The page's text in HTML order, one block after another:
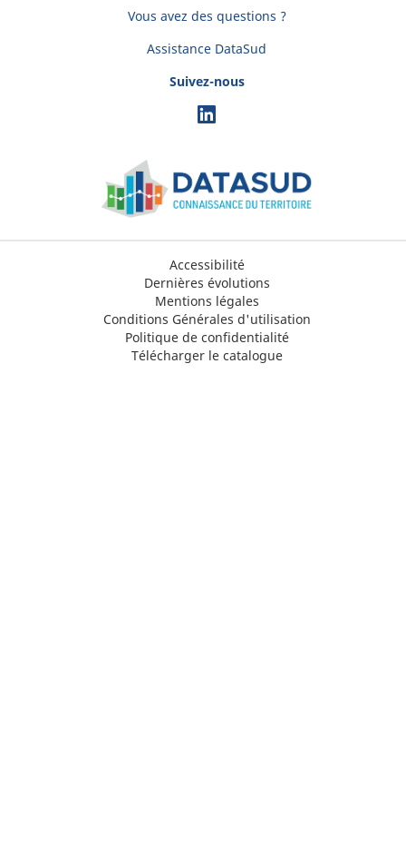
Vous avez des questions ?
Assistance DataSud
Suivez-nous
Accessibilité
Dernières évolutions
Mentions légales
Conditions Générales d'utilisation
Politique de confidentialité
Télécharger le catalogue